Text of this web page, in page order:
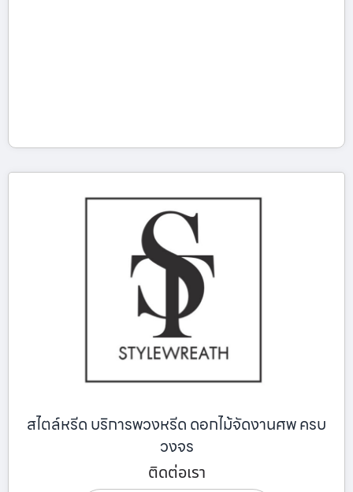
สไตล์หรีด บริการพวงหรีด ดอกไม้จัดงานศพ ครบ
วงจร
ติดต่อเรา